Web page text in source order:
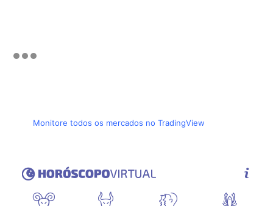
Monitore todos os mercados no TradingView